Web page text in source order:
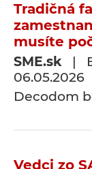
Tradičná
musíte
SME.sk |
06.05.2026
Decodom
Vedci zo